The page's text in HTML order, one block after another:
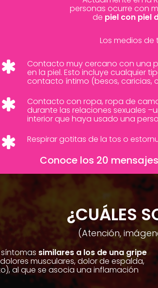
personas ocurre con
de piel con piel
Los medios de
Contacto muy cercano con una
en la piel. Esto incluye cualquier
contacto íntimo (besos, caricias,
Contacto con ropa, ropa de
durante las relaciones sexuales
interior que haya usado una
Respirar gotitas de la tos o
Conoce los 20
¿CUÁLES
(Atención,
síntomassimilares a los de una gripe
musculares, dolor de espalda,
al que se asocia una inflamación